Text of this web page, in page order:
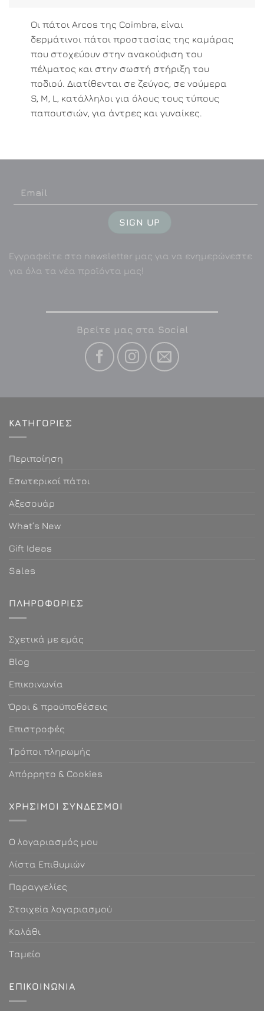
Οι πάτοι Arcos της Coimbra, είναι
δερμάτινοι πάτοι προστασίας της καμάρας
που στοχεύουν στην ανακούφιση του
πέλματος και στην σωστή στήριξη του
ποδιού. Διατίθενται σε ζεύγος, σε νούμερα
S, M, L, κατάλληλοι για όλους τους τύπους
παπουτσιών, για άντρες και γυναίκες.
Εγγραφείτε στο newsletter μας για να ενημερώνεστε
για όλα τα νέα προϊόντα μας!
Βρείτε μας στα Social
ΚΑΤΗΓΟΡΙΕΣ
Περιποίηση
Εσωτερικοί πάτοι
Αξεσουάρ
What’s New
Gift Ideas
Sales
ΠΛΗΡΟΦΟΡΊΕΣ
Σχετικά με εμάς
Blog
Επικοινωνία
Όροι & προϋποθέσεις
Επιστροφές
Τρόποι πληρωμής
Απόρρητο & Cookies
ΧΡΗΣΙΜΟΙ ΣΎΝΔΕΣΜΟΙ
Ο λογαριασμός μου
Λίστα Επιθυμιών
Παραγγελίες
Στοιχεία λογαριασμού
Καλάθι
Ταμείο
ΕΠΙΚΟΙΝΩΝΊΑ